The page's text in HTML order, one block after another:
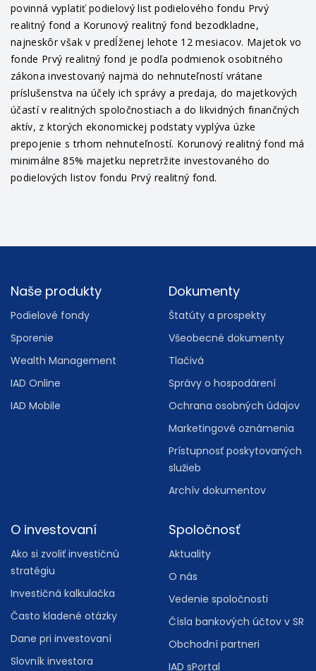
povinná vyplatiť podielový list podielového fondu Prvý
realitný fond a Korunový realitný fond bezodkladne,
najneskôr však v predĺženej lehote 12 mesiacov. Majetok vo
fonde Prvý realitný fond je podľa podmienok osobitného
zákona investovaný najmä do nehnuteľností vrátane
príslušenstva na účely ich správy a predaja, do majetkových
účastí v realitných spoločnostiach a do likvidných finančných
aktív, z ktorých ekonomickej podstaty vyplýva úzke
prepojenie s trhom nehnuteľností. Korunový realitný fond má
minimálne 85% majetku nepretržite investovaného do
podielových listov fondu Prvý realitný fond.
Footer
Naše produkty
Podielové fondy
Sporenie
Wealth Management
IAD Online
IAD Mobile
Dokumenty
Štatúty a prospekty
Všeobecné dokumenty
Tlačivá
Správy o hospodárení
Ochrana osobných údajov
Marketingové oznámenia
Prístupnosť poskytovaných
služieb
Archív dokumentov
O investovaní
Ako si zvoliť investičnú
stratégiu
Investičná kalkulačka
Často kladené otázky
Dane pri investovaní
Slovník investora
Spoločnosť
Aktuality
O nás
Vedenie spoločnosti
Čísla bankových účtov v SR
Obchodní partneri
IAD sPortal